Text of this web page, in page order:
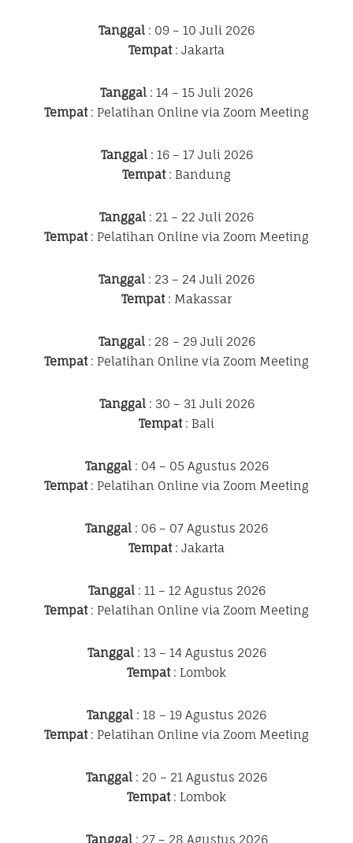
Tanggal : 09 – 10 Juli 2026
Tempat: Jakarta
Tanggal : 14 – 15 Juli 2026
Tempat: Pelatihan Online via Zoom Meeting
Tanggal: 16 – 17 Juli 2026
Tempat: Bandung
Tanggal : 21 – 22 Juli 2026
Tempat: Pelatihan Online via Zoom Meeting
Tanggal : 23 – 24 Juli 2026
Tempat: Makassar
Tanggal: 28 – 29 Juli 2026
Tempat: Pelatihan Online via Zoom Meeting
Tanggal: 30 – 31 Juli 2026
Tempat: Bali
Tanggal: 04 – 05 Agustus 2026
Tempat: Pelatihan Online via Zoom Meeting
Tanggal : 06 – 07 Agustus 2026
Tempat: Jakarta
Tanggal: 11 – 12 Agustus 2026
Tempat: Pelatihan Online via Zoom Meeting
Tanggal: 13 – 14 Agustus 2026
Tempat: Lombok
Tanggal : 18 – 19 Agustus 2026
Tempat: Pelatihan Online via Zoom Meeting
Tanggal : 20 – 21 Agustus 2026
Tempat: Lombok
Tanggal: 27 – 28 Agustus 2026